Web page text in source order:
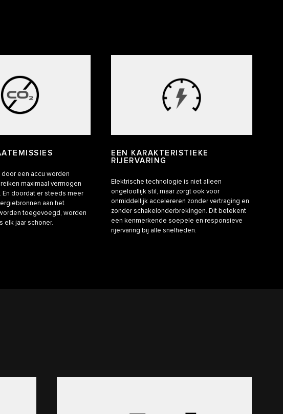
een accu worden
maximaal vermogen
En doordat er steeds meer
aan het
toegevoegd, worden
elk jaar schoner.
EEN KARAKTERISTIEKE
RIJERVARING
Elektrische technologie is niet alleen
ongelooflijk stil, maar zorgt ook voor
onmiddellijk accelereren zonder vertraging en
zonder schakelonderbrekingen. Dit betekent
een kenmerkende soepele en responsieve
rijervaring bij alle snelheden.